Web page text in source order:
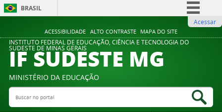
ACESSIBILIDADE ALTO CONTRASTE MAPA DO SITE
BRASIL
Comunica BR
Participe
Legislação
Acessar
INSTITUTO FEDERAL DE EDUCAÇÃO, CIÊNCIA E TECNOLOGIA DO
SUDESTE DE MINAS GERAIS
IF SUDESTE MG
MINISTÉRIO DA EDUCAÇÃO
Buscar no portal